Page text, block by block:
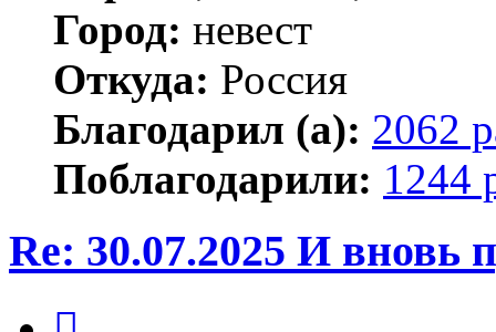
Город: невест
Откуда: Россия
Благодарил (а): 2062
Поблагодарили: 1244
Re: 30.07.2025 И вновь